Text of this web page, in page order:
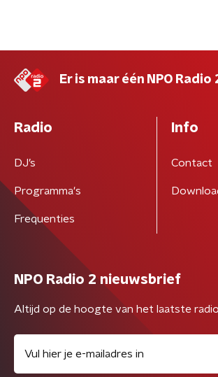
Er is maar één NPO Radio
Radio
DJ’s
Programma's
Frequenties
Info
Contact
NPO Radio 2 nieuwsbrief
Altijd op de hoogte van het laatste